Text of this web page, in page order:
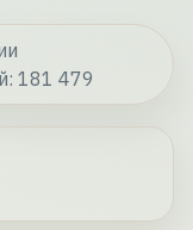
181 479